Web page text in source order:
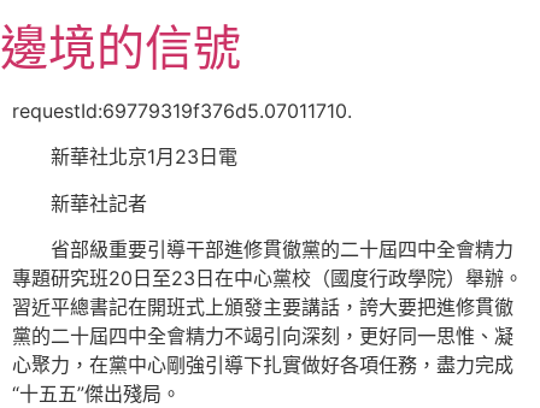
至
主
邊境的信號
requestId:69779319f376d5.07011710.
新華社北京1月23日電
新華社記者
省部級重要引導干部進修貫徹黨的二十屆四中全會精力
專題研究班20日至23日在中心黨校（國度行政學院）舉辦。
習近平總書記在開班式上頒發主要講話，誇大要把進修貫徹
黨的二十屆四中全會精力不竭引向深刻，更好同一思惟、凝
心聚力，在黨中心剛強引導下扎實做好各項任務，盡力完成
“十五五”傑出殘局。